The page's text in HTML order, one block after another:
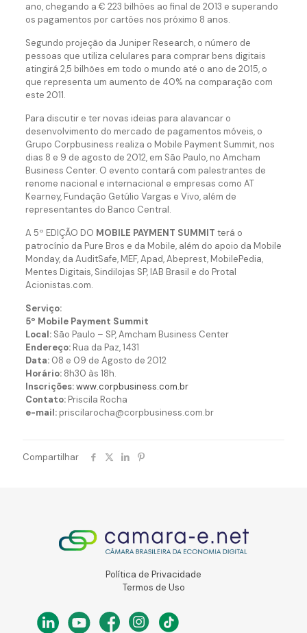
ano, chegando a € 223 bilhões ao final de 2013 e superando
os pagamentos por cartões nos próximo 8 anos.
Segundo projeção da Juniper Research, o número de
pessoas que utiliza celulares para comprar bens digitais
atingirá 2,5 bilhões em todo o mundo até o ano de 2015, o
que representa um aumento de 40% na comparação com
este 2011.
Para discutir e ter novas ideias para alavancar o
desenvolvimento do mercado de pagamentos móveis, o
Grupo Corpbusiness realiza o Mobile Payment Summit, nos
dias 8 e 9 de agosto de 2012, em São Paulo, no Amcham
Business Center. O evento contará com palestrantes de
renome nacional e internacional e empresas como AT
Kearney, Fundação Getúlio Vargas e Vivo, além de
representantes do Banco Central.
A 5º EDIÇÃO DO MOBILE PAYMENT SUMMIT terá o
patrocínio da Pure Bros e da Mobile, além do apoio da Mobile
Monday, da AuditSafe, MEF, Apad, Abeprest, MobilePedia,
Mentes Digitais, Sindilojas SP, IAB Brasil e do Protal
Acionistas.com.
Serviço:
5º Mobile Payment Summit
Local: São Paulo – SP, Amcham Business Center
Endereço: Rua da Paz, 1431
Data: 08 e 09 de Agosto de 2012
Horário:8h30 às 18h.
Inscrições:www.corpbusiness.com.br
Contato:Priscila Rocha
e-mail:priscilarocha@corpbusiness.com.br
Compartilhar
Política de Privacidade
Termos de Uso